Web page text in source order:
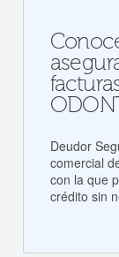
Deudor
comercial
con la que
crédito sin